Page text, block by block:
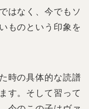
はなく、今でもソ
ものという印象を
時の具体的な読譜
す。そして習って